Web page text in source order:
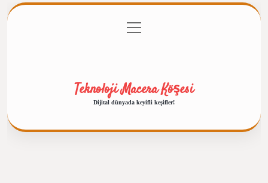
Gizlilik Politikası
menüyü
aç
Teknoloji Macera Köşesi
Dijital dünyada keyifli keşifler!